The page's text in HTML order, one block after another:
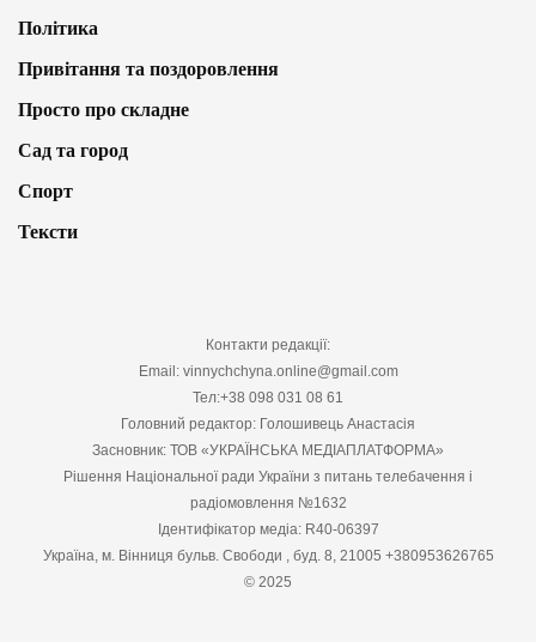
Політика
Привітання та поздоровлення
Просто про складне
Сад та город
Спорт
Тексти
Контакти редакції:
Email: vinnychchyna.online@gmail.com
Тел:+38 098 031 08 61
Головний редактор: Голошивець Анастасія
Засновник: ТОВ «УКРАЇНСЬКА МЕДІАПЛАТФОРМА»
Рішення Національної ради України з питань телебачення і
радіомовлення №1632
Ідентифікатор медіа: R40-06397
Україна, м. Вінниця бульв. Свободи , буд. 8, 21005 +380953626765
© 2025